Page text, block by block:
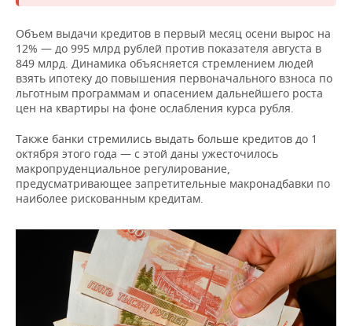
КИБЕРСПОРТ
ФИГУРНОЕ КАТАНИЕ
ВОДНЫЕ ВИДЫ СПОРТА
ХОККЕЙ С МЯЧОМ
КУЛЬТУРА
МЕДИЦИНА
ОБРАЗОВАНИЕ
ПРОИСШЕСТВИЯ
СПИСОК КОМПАНИЙ
ПОЛНАЯ ВЕРСИЯ
Объем выдачи кредитов в первый месяц осени вырос на
12% — до 995 млрд рублей против показателя августа в
849 млрд. Динамика объясняется стремлением людей
взять ипотеку до повышения первоначального взноса по
льготным программам и опасением дальнейшего роста
цен на квартиры на фоне ослабления курса рубля.
Также банки стремились выдать больше кредитов до 1
октября этого года — с этой даны ужесточилось
макропруденциальное регулирование,
предусматривающее запретительные макронадбавки по
наиболее рискованным кредитам.